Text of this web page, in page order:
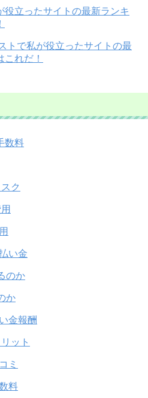
役立ったサイトの最新ランキ
トで私が役立ったサイトの最
れだ！
数料
ク
い金
のか
か
金報酬
ット
ミ
料